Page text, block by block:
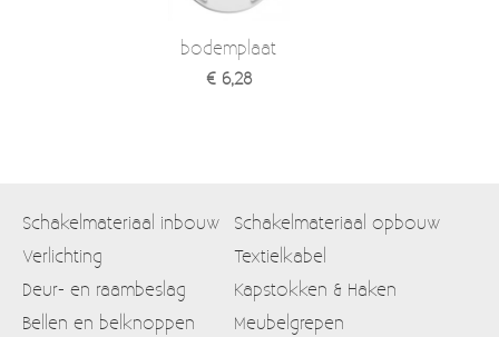
bodemplaat
€ 6,28
Schakelmateriaal inbouw
Schakelmateriaal opbouw
Verlichting
Textielkabel
Deur- en raambeslag
Kapstokken & Haken
Bellen en belknoppen
Meubelgrepen